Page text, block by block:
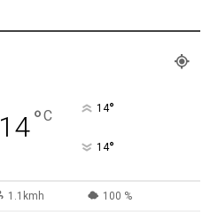
14°C 14°
14°
1.1kmh 100 %